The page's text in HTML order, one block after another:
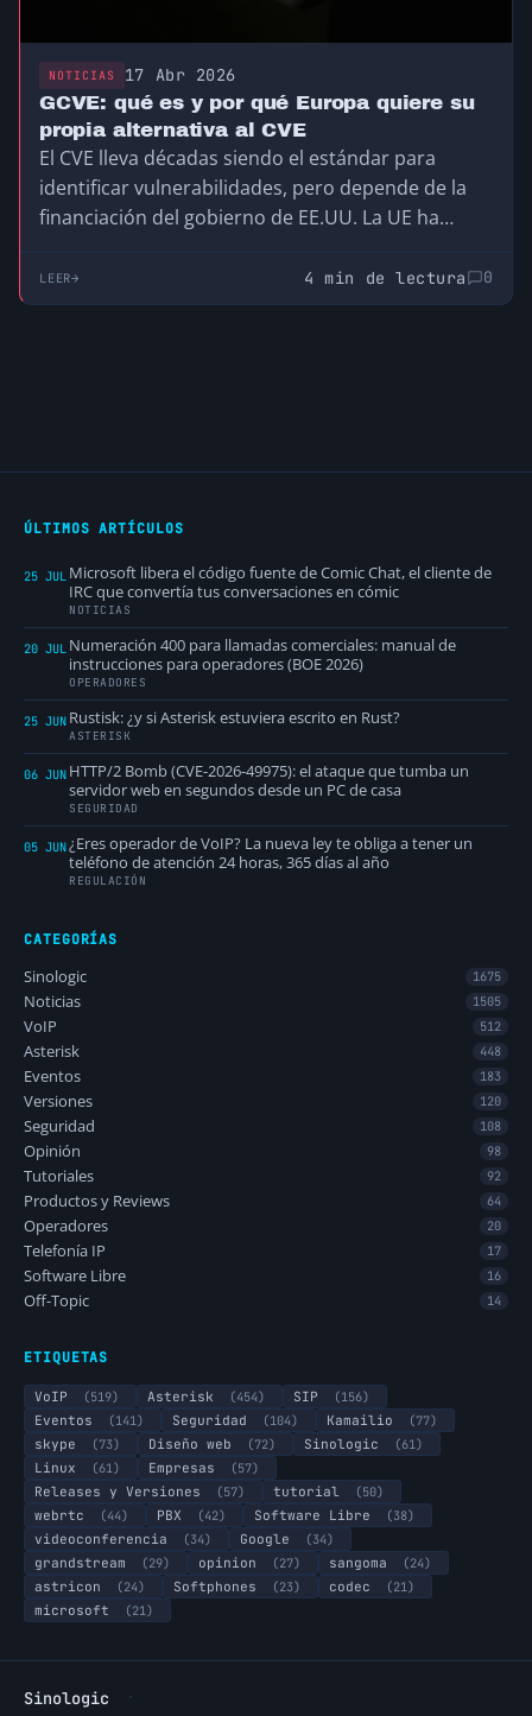
NOTICIAS 17 Abr 2026
GCVE: qué es y por qué Europa quiere su
propia alternativa al CVE
El CVE lleva décadas siendo el estándar para
identificar vulnerabilidades, pero depende de la
financiación del gobierno de EE.UU. La UE ha
descentralizada y compatible, para no depender
de una infraestructura que no controla.
LEER 4 min de lectura 0
ÚLTIMOS ARTÍCULOS
25 JUL Microsoft libera el código fuente de Comic Chat, el cliente de
IRC que convertía tus conversaciones en cómic
NOTICIAS
20 JUL Numeración 400 para llamadas comerciales: manual de
instrucciones para operadores (BOE 2026)
OPERADORES
25 JUN Rustisk: ¿y si Asterisk estuviera escrito en Rust?
ASTERISK
06 JUN HTTP/2 Bomb (CVE-2026-49975): el ataque que tumba un
servidor web en segundos desde un PC de casa
SEGURIDAD
05 JUN¿Eres operador de VoIP? La nueva ley te obliga a tener un
teléfono de atención 24 horas, 365 días al año
REGULACIÓN
CATEGORÍAS
Sinologic 1675
Noticias 1505
VoIP 512
Asterisk 448
Eventos 183
Versiones 120
Seguridad 108
Opinión 98
Tutoriales 92
Productos y Reviews 64
Operadores 20
Telefonía IP 17
Software Libre 16
Off-Topic 14
ETIQUETAS
VoIP (519) Asterisk (454) SIP
(156)
Eventos
(141) Seguridad (104) Kamailio
(77)
skype
(73) Diseño web (72) Sinologic
(61)
Linux
(61) Empresas
(57)
Releases y Versiones
(57) tutorial
(50)
webrtc
(44) PBX (42) Software Libre
(38)
videoconferencia
(34) Google
(34)
grandstream
(29) opinion (27) sangoma
(24)
astricon
(24) Softphones (23) codec
(21)
microsoft
(21)
Sinologic ·